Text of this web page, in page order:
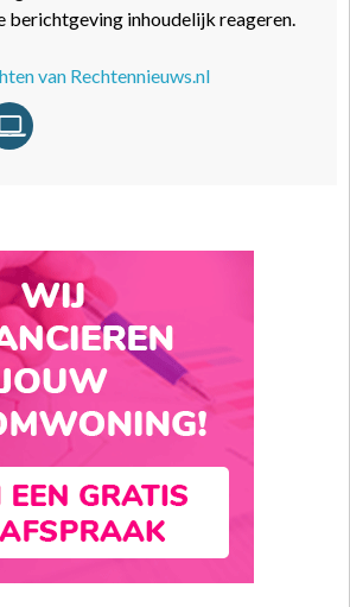
berichtgeving inhoudelijk reageren.
van Rechtennieuws.nl